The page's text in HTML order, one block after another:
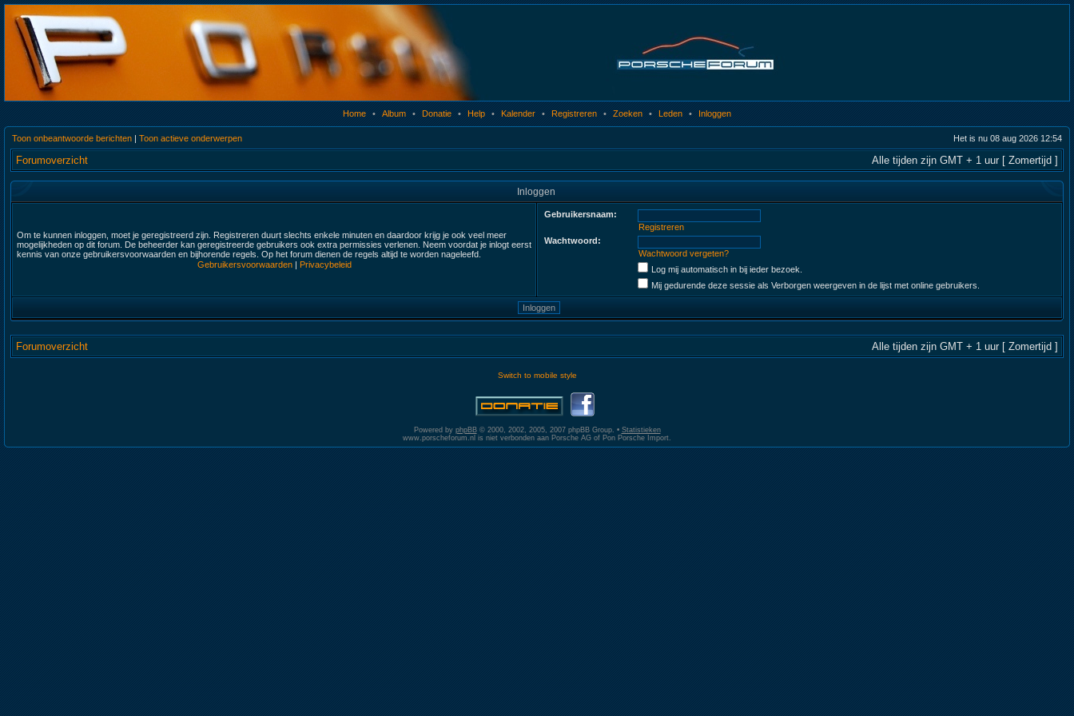
Home • Album • Donatie • Help • Kalender • Registreren • Zoeken • Leden • Inloggen
Toon onbeantwoorde berichten | Toon actieve onderwerpen Het is nu 08 aug 2026 12:54
Forumoverzicht Alle tijden zijn GMT + 1 uur [ Zomertijd ]
Inloggen
Om te kunnen inloggen, moet je geregistreerd zijn. Registreren duurt slechts enkele minuten en daardoor krijg je ook veel meer
mogelijkheden op dit forum. De beheerder kan geregistreerde gebruikers ook extra permissies verlenen. Neem voordat je inlogt eerst
kennis van onze gebruikersvoorwaarden en bijhorende regels. Op het forum dienen de regels altijd te worden nageleefd.
Gebruikersvoorwaarden| Privacybeleid
Gebruikersnaam:
Registreren
Wachtwoord:
Wachtwoord vergeten?
Log mij automatisch in bij ieder bezoek.
Mij gedurende deze sessie als Verborgen weergeven in de lijst met online gebruikers.
Forumoverzicht Alle tijden zijn GMT + 1 uur [ Zomertijd ]
Switch to mobile style
Powered by phpBB© 2000, 2002, 2005, 2007 phpBB Group. • Statistieken
www.porscheforum.nl is niet verbonden aan Porsche AG of Pon Porsche Import.